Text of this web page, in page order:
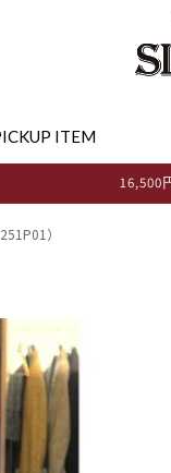
ITEM
16,500
）